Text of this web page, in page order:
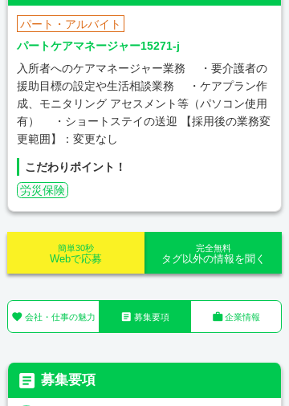
パート・アルバイト
パートケアマネージャー15271-j
入所者へのケアマネージャー業務 ・要介護者の
援助目標の設定や生活相談業務 ・ケアプラン作
成、モニタリング アセスメント等（パソコン使用
有） ・ショートステイの送迎 【採用後の業務変
更範囲】：変更なし
こだわりポイント！
労災保険
完全無料
タグ以外の情報を聞く
簡単30秒
Webで応募
 会社・仕事の魅力  募集要項 企業情報
 募集要項